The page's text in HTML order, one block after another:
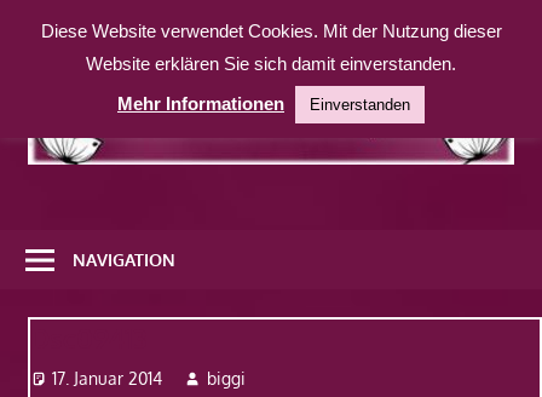
Inhalt
weitere
Website
NAVIGATION
17. Januar 2014 biggi
Diese Website verwendet Cookies. Mit der Nutzung dieser
Website erklären Sie sich damit einverstanden.
Mehr Informationen
Einverstanden